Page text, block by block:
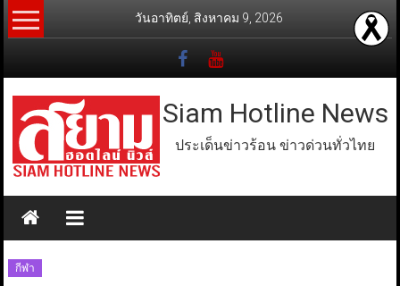
Skip
to
วันอาทิตย์, สิงหาคม 9, 2026
Siam Hotline News
ประเด็นข่าวร้อน ข่าวด่วนทั่วไทย
กีฬา